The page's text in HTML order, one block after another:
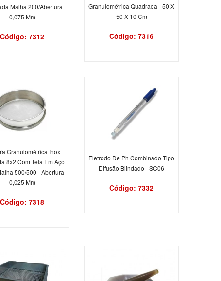
Malha 200/Abertura
0,075 Mm
Código: 7312
Granulométrica Quadrada - 50 X
50 X 10 Cm
Código: 7316
Granulométrica Inox
8x2 Com Tela Em Aço
500/500 - Abertura
0,025 Mm
Código: 7318
Eletrodo De Ph Combinado Tipo
Difusão Blindado - SC06
Código: 7332